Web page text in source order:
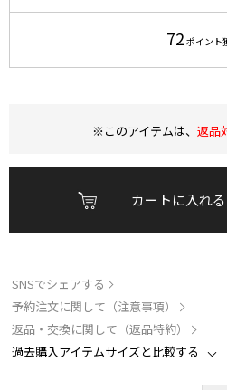
72 ポイント
※このアイテムは、 返品
カートに入れる
SNSでシェアする
予約注文に関して（注意事項）
返品・交換に関して（返品特約）
過去購入アイテムサイズと比較する